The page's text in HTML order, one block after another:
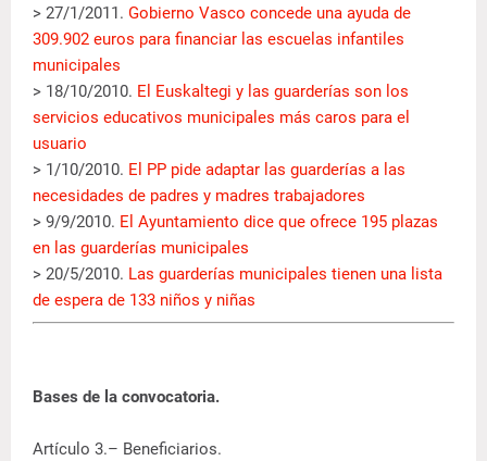
> 27/1/2011. Gobierno Vasco concede una ayuda de
309.902 euros para financiar las escuelas infantiles
municipales
> 18/10/2010. El Euskaltegi y las guarderías son los
servicios educativos municipales más caros para el
usuario
> 1/10/2010. El PP pide adaptar las guarderías a las
necesidades de padres y madres trabajadores
> 9/9/2010. El Ayuntamiento dice que ofrece 195 plazas
en las guarderías municipales
> 20/5/2010. Las guarderías municipales tienen una lista
de espera de 133 niños y niñas
Bases de la convocatoria.
Artículo 3.– Beneficiarios.